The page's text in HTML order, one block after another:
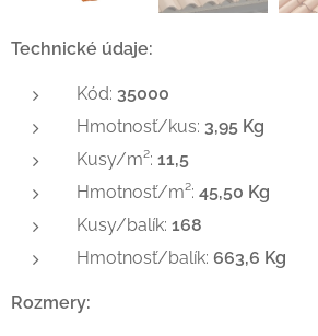
Technické údaje:
Kód: 35000
Hmotnosť/kus: 3,95 Kg
Kusy/m²: 11,5
Hmotnosť/m²: 45,50 Kg
Kusy/balík: 168
Hmotnosť/balík: 663,6 Kg
Rozmery: